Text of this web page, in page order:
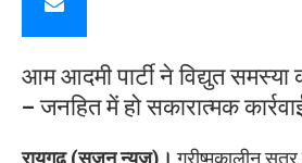
आम आदमी पार्टी ने विद्युत समस्या
– जनहित में हो सकारात्मक
रायगढ़ (सृजन न्यूज)। ग्रीष्मकालीन सत्र